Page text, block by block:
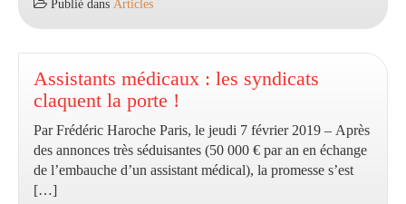
nombre
de
consultations
contre
un
assistant
médical
?
La
CNAM
Publié dans Articles
Assistants médicaux : les syndicats
claquent la porte !
Par Frédéric Haroche Paris, le jeudi 7 février 2019 – Après
des annonces très séduisantes (50 000 € par an en échange
de l’embauche d’un assistant médical), la promesse s’est
[…]